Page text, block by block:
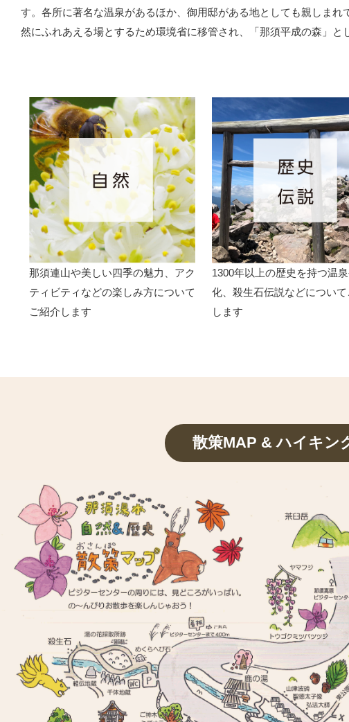
す。各所に著名な温泉があるほか、御用邸がある地としても親しま
然にふれあえる場とするため環境省に移管され、「那須平成の森」と
那須連山や美しい四季の魅力、アク
ティビティなどの楽しみ方について
ご紹介します
1300年以上の歴史を持つ温
化、殺生石伝説などについて
します
散策MAP & ハイキン